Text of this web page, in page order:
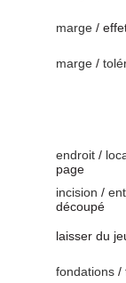
marge /
marge /
endroit /
page
incision /
découpé
laisser du
fondations /